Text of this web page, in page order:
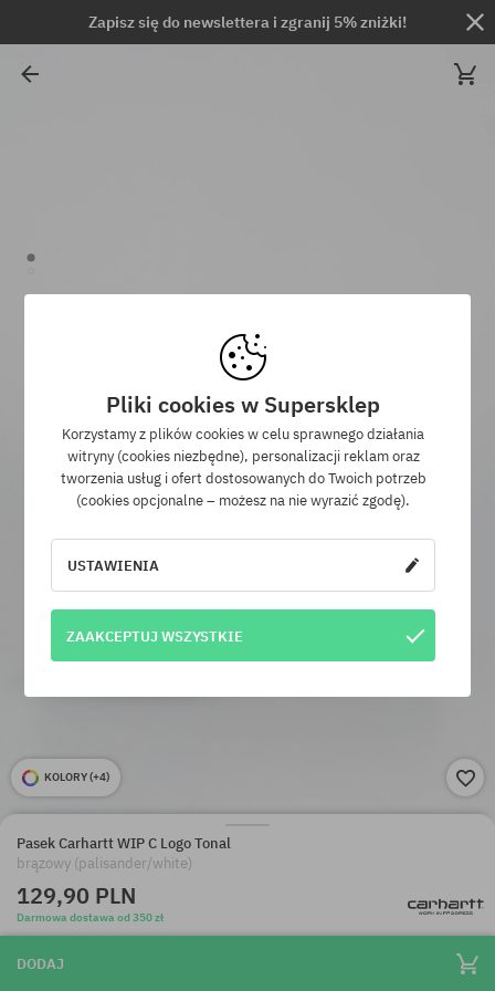
Zapisz się do newslettera i zgranij 5% zniżki!
KOLORY (+4)
Pasek Carhartt WIP C Logo Tonal
brązowy (palisander/white)
129,90 PLN
Darmowa dostawa od 350 zł
DODAJ
Pliki cookies w Supersklep
Korzystamy z plików cookies w celu sprawnego działania
witryny (cookies niezbędne), personalizacji reklam oraz
tworzenia usług i ofert dostosowanych do Twoich potrzeb
(cookies opcjonalne – możesz na nie wyrazić zgodę).
USTAWIENIA
ZAAKCEPTUJ WSZYSTKIE